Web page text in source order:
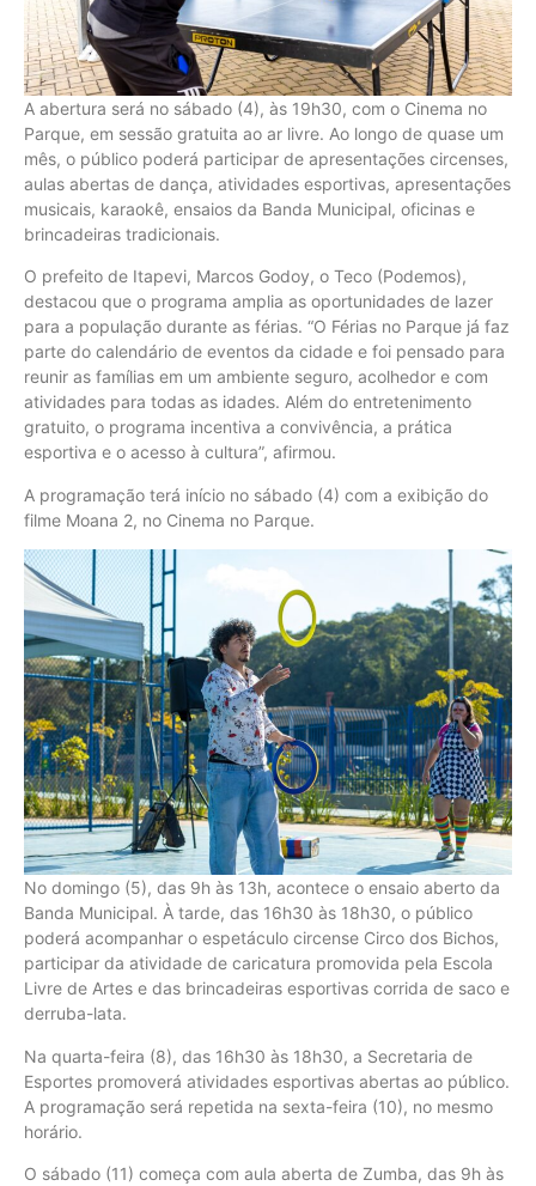
A abertura será no sábado (4), às 19h30, com o Cinema no
Parque, em sessão gratuita ao ar livre. Ao longo de quase um
mês, o público poderá participar de apresentações circenses,
aulas abertas de dança, atividades esportivas, apresentações
musicais, karaokê, ensaios da Banda Municipal, oficinas e
brincadeiras tradicionais.
O prefeito de Itapevi, Marcos Godoy, o Teco (Podemos),
destacou que o programa amplia as oportunidades de lazer
para a população durante as férias. “O Férias no Parque já faz
parte do calendário de eventos da cidade e foi pensado para
reunir as famílias em um ambiente seguro, acolhedor e com
atividades para todas as idades. Além do entretenimento
gratuito, o programa incentiva a convivência, a prática
esportiva e o acesso à cultura”, afirmou.
A programação terá início no sábado (4) com a exibição do
filme Moana 2, no Cinema no Parque.
No domingo (5), das 9h às 13h, acontece o ensaio aberto da
Banda Municipal. À tarde, das 16h30 às 18h30, o público
poderá acompanhar o espetáculo circense Circo dos Bichos,
participar da atividade de caricatura promovida pela Escola
Livre de Artes e das brincadeiras esportivas corrida de saco e
derruba-lata.
Na quarta-feira (8), das 16h30 às 18h30, a Secretaria de
Esportes promoverá atividades esportivas abertas ao público.
A programação será repetida na sexta-feira (10), no mesmo
horário.
O sábado (11) começa com aula aberta de Zumba, das 9h às